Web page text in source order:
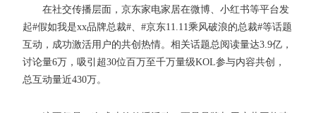
在社交传播层面，京东家电家居在微博、小红书等平台发
起#假如我是xx品牌总裁#、#京东11.11乘风破浪的总裁#等话题
互动，成功激活用户的共创热情。相关话题总阅读量达3.9亿，
讨论量6万，吸引超30位百万至千万量级KOL参与内容共创，
总互动量近430万。